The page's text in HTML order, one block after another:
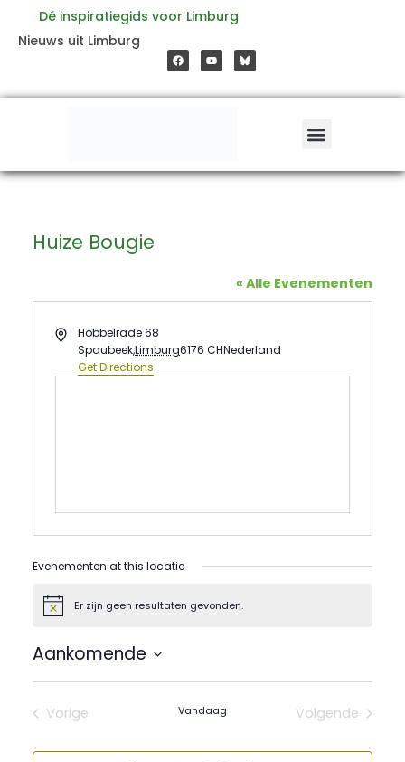
inhoud
Dé inspiratiegids voor Limburg
Nieuws uit Limburg
a
c
e
o
o
o
u
t
b
e
Huize Bougie
« Alle Evenementen
AddressHobbelrade 68
Spaubeek,Limburg6176 CHNederland
Get Directions
Evenementen at this locatie
BerichtEr zijn geen resultaten gevonden.
Aankomende
datum.
Vorige
Vandaag
Volgende